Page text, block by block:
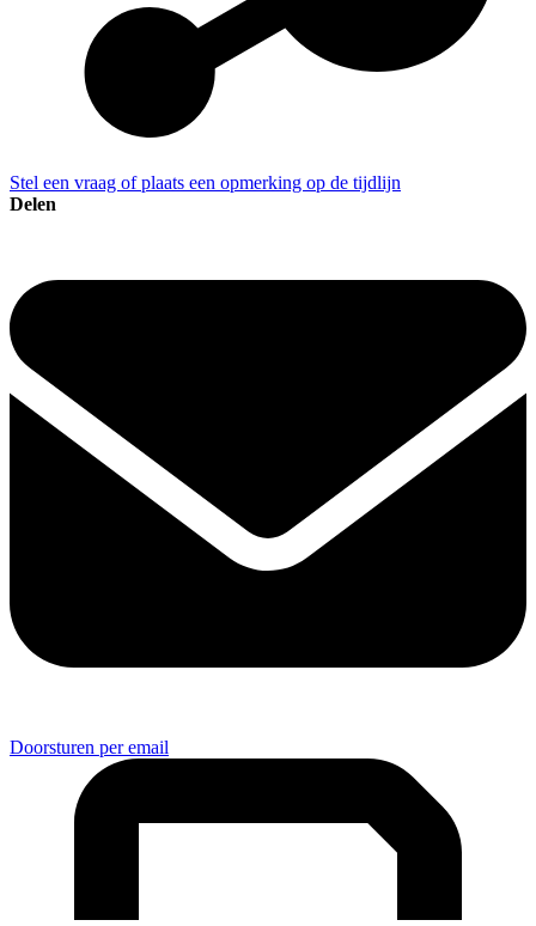
Stel een vraag of plaats een opmerking op de tijdlijn
Delen
Doorsturen per email